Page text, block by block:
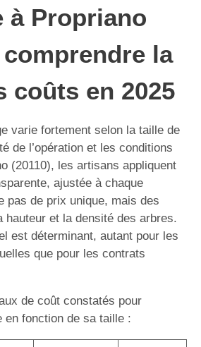
à Propriano
comprendre la
coûts en 2025
varie fortement selon la taille de
de l’opération et les conditions
(20110), les artisans appliquent
ajustée à chaque
pas de prix unique, mais des
hauteur et la densité des arbres.
est déterminant, autant pour les
que pour les contrats
de coût constatés pour
en fonction de sa taille :